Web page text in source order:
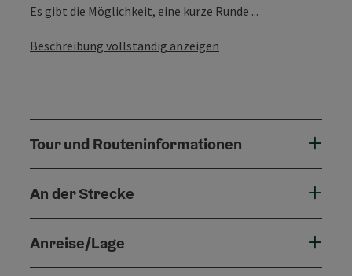
Es gibt die Möglichkeit, eine kurze Runde ...
Beschreibung vollständig anzeigen
Tour und Routeninformationen
An der Strecke
Anreise/Lage